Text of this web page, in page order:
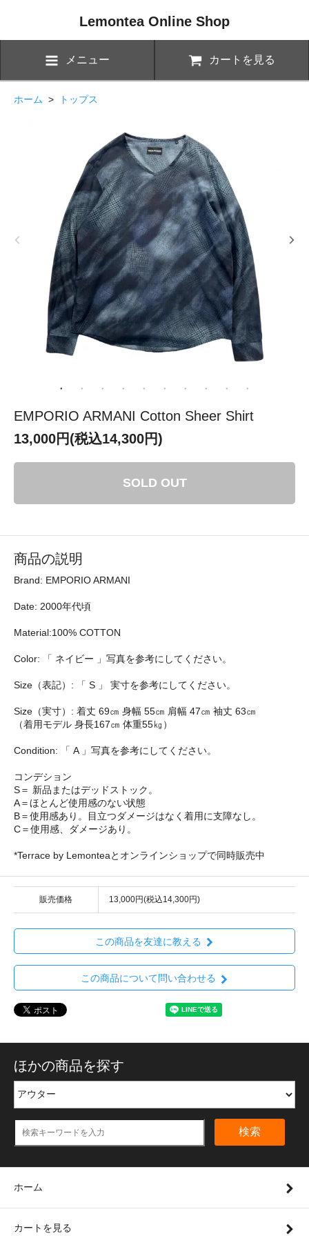
Lemontea Online Shop
メニュー カートを見る
ホーム > トップス
EMPORIO ARMANI Cotton Sheer Shirt
13,000円(税込14,300円)
SOLD OUT
商品の説明
Brand: EMPORIO ARMANI
Date: 2000年代頃
Material:100% COTTON
Color: 「 ネイビー 」写真を参考にしてください。
Size（表記）: 「 S 」 実寸を参考にしてください。
Size（実寸）: 着丈 69㎝ 身幅 55㎝ 肩幅 47㎝ 袖丈 63㎝
（着用モデル 身長167㎝ 体重55㎏）
Condition: 「 A 」写真を参考にしてください。
コンデション
S＝ 新品またはデッドストック。
A＝ほとんど使用感のない状態
B＝使用感あり。目立つダメージはなく着用に支障なし。
C＝使用感、ダメージあり。
*Terrace by Lemonteaとオンラインショップで同時販売中
販売価格 13,000円(税込14,300円)
この商品を友達に教える
この商品について問い合わせる
ほかの商品を探す
検索
ホーム
カートを見る